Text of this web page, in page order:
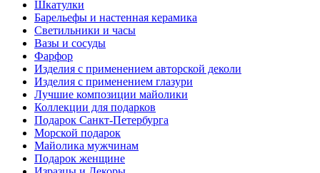
Шкатулки
Барельефы и настенная керамика
Светильники и часы
Вазы и сосуды
Фарфор
Изделия с применением авторской деколи
Изделия с применением глазури
Лучшие композиции майолики
Коллекции для подарков
Подарок Санкт-Петербурга
Морской подарок
Майолика мужчинам
Подарок женщине